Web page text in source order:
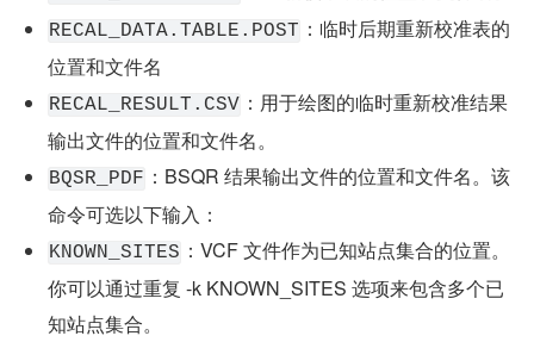
RECAL_DATA.TABLE.POST ：临时后期重新校准表的
位置和文件名
RECAL_RESULT.CSV ：用于绘图的临时重新校准结果
输出文件的位置和文件名。
BQSR_PDF ：BSQR 结果输出文件的位置和文件名。该
命令可选以下输入：
KNOWN_SITES ：VCF 文件作为已知站点集合的位置。
你可以通过重复 -k KNOWN_SITES 选项来包含多个已
知站点集合。